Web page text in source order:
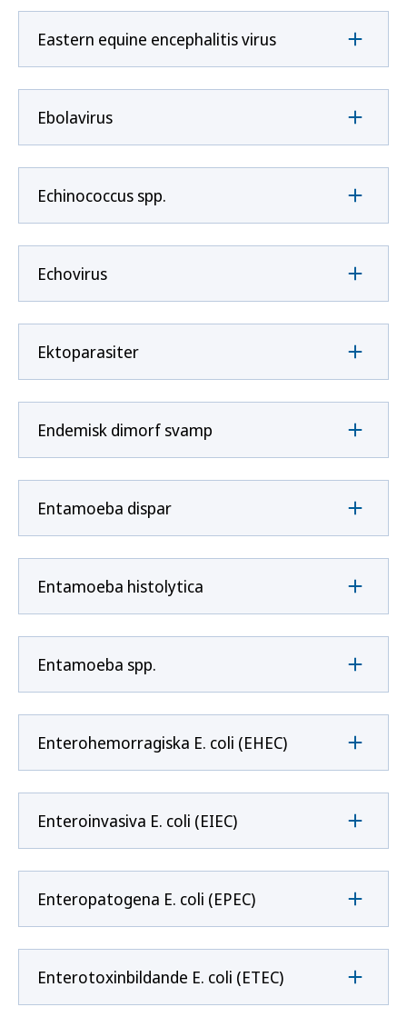
Eastern equine encephalitis virus
Ebolavirus
Echinococcus spp.
Echovirus
Ektoparasiter
Endemisk dimorf svamp
Entamoeba dispar
Entamoeba histolytica
Entamoeba spp.
Enterohemorragiska E. coli (EHEC)
Enteroinvasiva E. coli (EIEC)
Enteropatogena E. coli (EPEC)
Enterotoxinbildande E. coli (ETEC)